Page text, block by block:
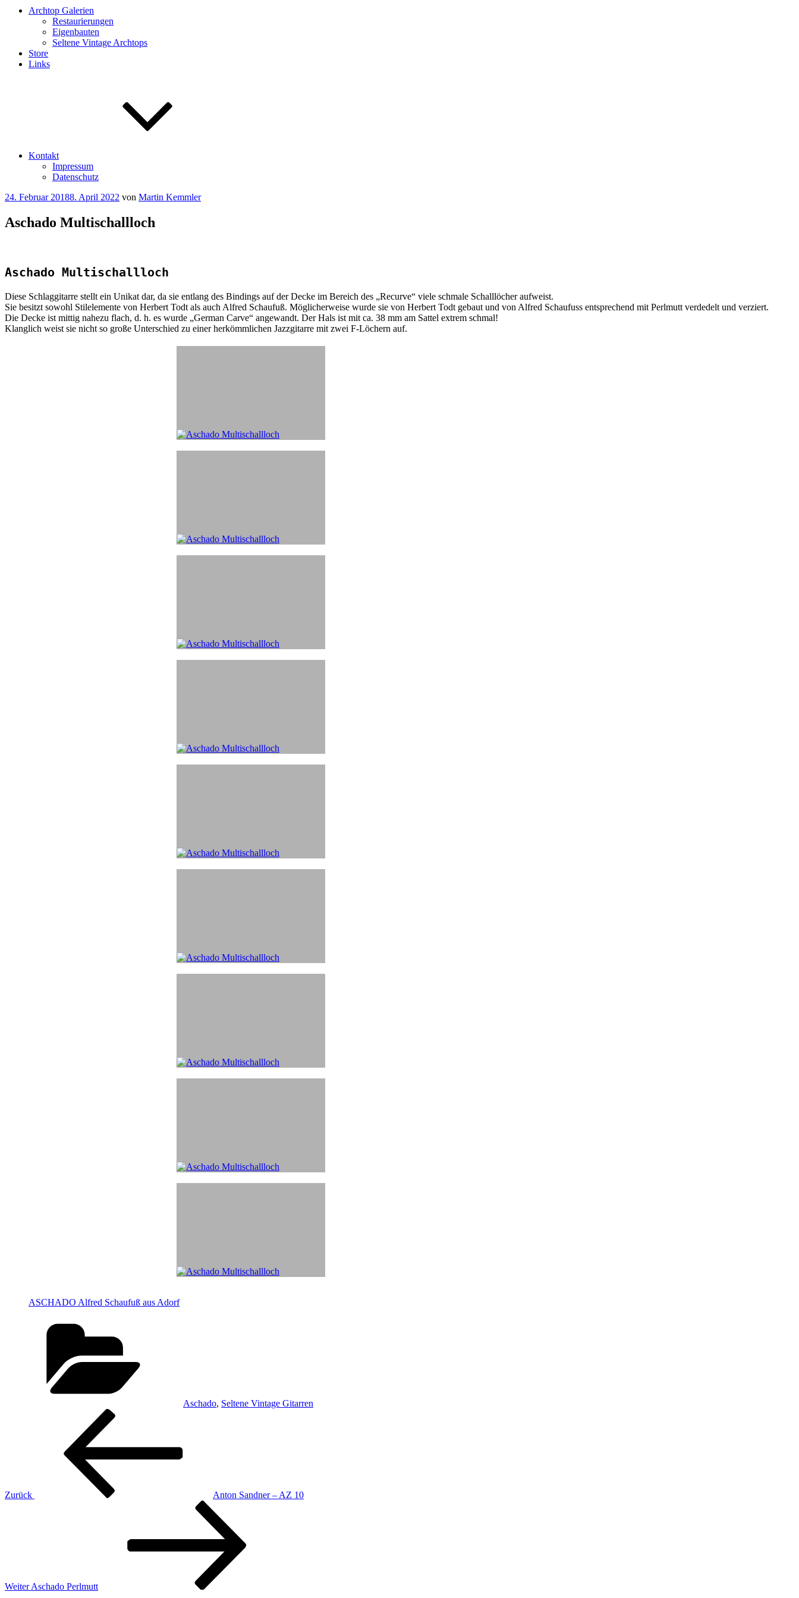
Archtop Galerien
Restaurierungen
Eigenbauten
Seltene Vintage Archtops
Store
Links
Kontakt
Impressum
Datenschutz
Veröffentlicht
24. Februar 20188. April 2022 von Martin Kemmler
Aschado Multischallloch
Aschado Multischallloch
Diese Schlaggitarre stellt ein Unikat dar, da sie entlang des Bindings auf der Decke im Bereich des „Recurve“ viele schmale Schalllöcher aufweist.
Sie besitzt sowohl Stilelemente von Herbert Todt als auch Alfred Schaufuß. Möglicherweise wurde sie von Herbert Todt gebaut und von Alfred Schaufuss entsprechend mit Perlmutt verdedelt und verziert.
Die Decke ist mittig nahezu flach, d. h. es wurde „German Carve“ angewandt. Der Hals ist mit ca. 38 mm am Sattel extrem schmal!
Klanglich weist sie nicht so große Unterschied zu einer herkömmlichen Jazzgitarre mit zwei F-Löchern auf.
ASCHADO Alfred Schaufuß aus Adorf
Aschado, Seltene Vintage Gitarren
Beitragsnavigation
Zurück
Anton Sandner – AZ 10
Weiter Aschado Perlmutt